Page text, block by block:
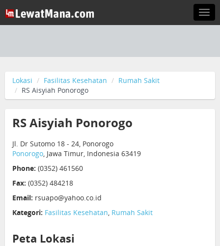
Lokasi Fasilitas Kesehatan
Rumah Sakit
RS Aisyiah Ponorogo
RS Aisyiah Ponorogo
Jl. Dr Sutomo 18 - 24, Ponorogo
Ponorogo, Jawa Timur, Indonesia 63419
Phone: (0352) 461560
Fax: (0352) 484218
Email: rsuapo@yahoo.co.id
Kategori: Fasilitas Kesehatan, Rumah Sakit
Peta Lokasi